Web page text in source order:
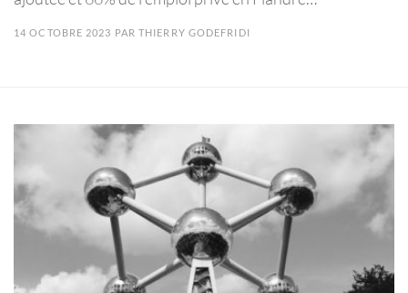
14 OCTOBRE 2023 PARTHIERRY GODEFRIDI